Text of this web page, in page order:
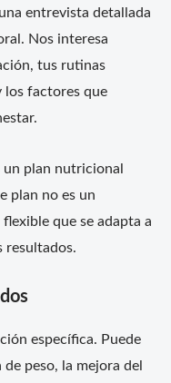
entrevista detallada
Nos interesa
tus rutinas
los factores que
plan nutricional
plan no es un
que se adapta a
resultados.
específica. Puede
peso, la mejora del